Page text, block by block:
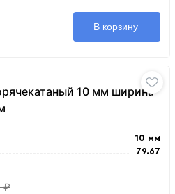
В корзину
10 мм ширина
10 мм
79.67
₽